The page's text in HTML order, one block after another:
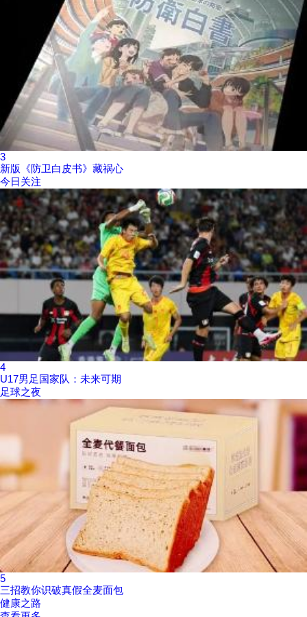
3
新版《防卫白皮书》藏祸心
今日关注
4
U17男足国家队：未来可期
足球之夜
5
三招教你识破真假全麦面包
健康之路